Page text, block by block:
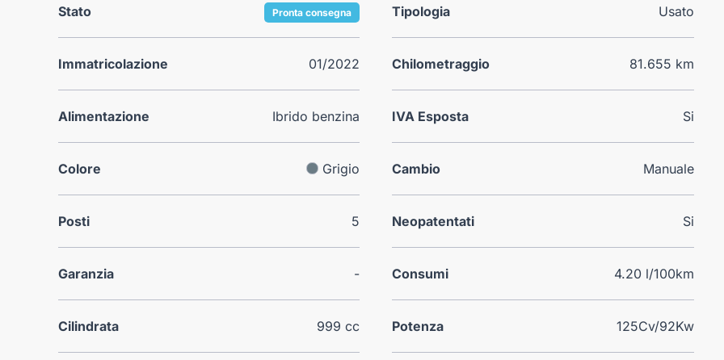
Stato Pronta consegna Tipologia Usato
Immatricolazione 01/2022 Chilometraggio 81.655 km
Alimentazione Ibrido benzina IVA Esposta Si
Colore Grigio Cambio Manuale
Posti 5 Neopatentati Si
Garanzia - Consumi 4.20 l/100km
Cilindrata 999 cc Potenza 125Cv/92Kw